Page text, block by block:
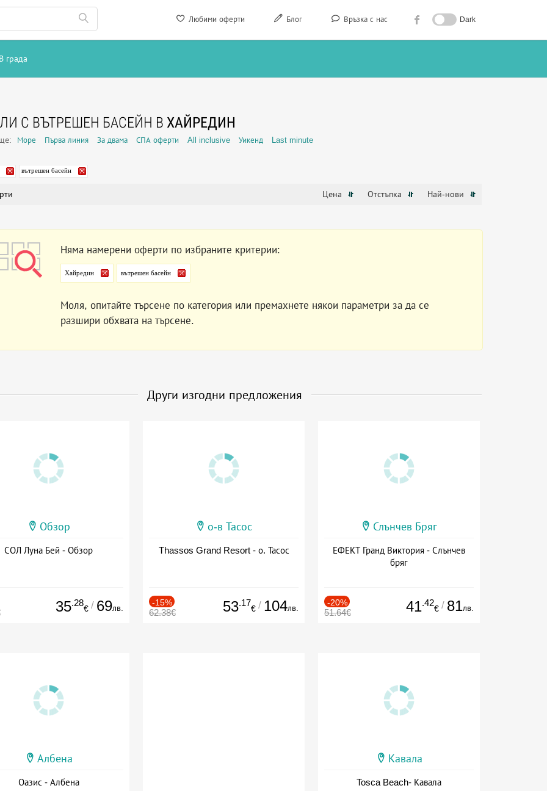
Любими оферти Блог Връзка с нас Dark
В града
С ВЪТРЕШЕН БАСЕЙН В ХАЙРЕДИН
Море Първа линия За двама СПА оферти All inclusive Уикенд Last minute
вътрешен басейн
Цена Отстъпка Най-нови
Няма намерени оферти по избраните критерии:
Хайредин вътрешен басейн
Моля, опитайте търсене по категория или премахнете някои параметри за да се
разшири обхвата на търсене.
Други изгодни предложения
Обзор
СОЛ Луна Бей - Обзор
35.28
€ / 69лв.
о-в Тасос
Thassos Grand Resort - о. Тасос
-15%
62.38€ 53.17
€ / 104лв.
Слънчев Бряг
ЕФЕКТ Гранд Виктория - Слънчев
бряг
-20%
51.64€ 41.42
€ / 81лв.
Албена
Оазис - Албена
Кавала
Tosca Beach- Кавала